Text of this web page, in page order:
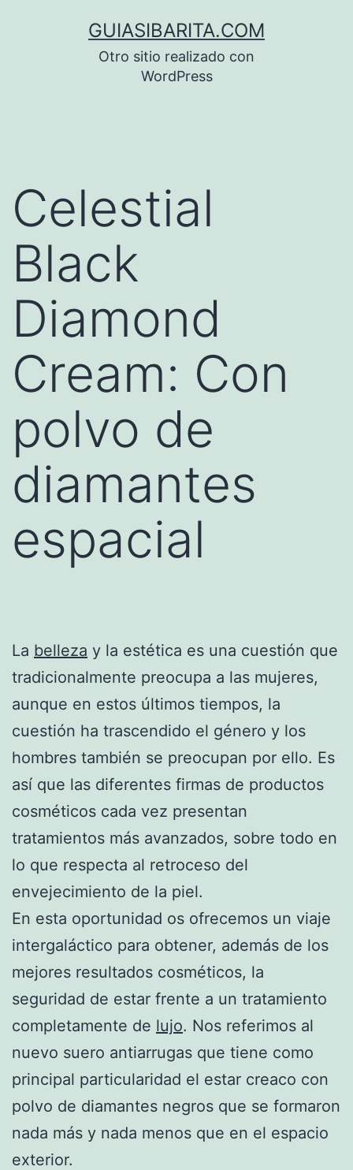
GUIASIBARITA.COM
Otro sitio realizado con
WordPress
Celestial
Black
Diamond
Cream: Con
polvo de
diamantes
espacial
La belleza y la estética es una cuestión que
tradicionalmente preocupa a las mujeres,
aunque en estos últimos tiempos, la
cuestión ha trascendido el género y los
hombres también se preocupan por ello. Es
así que las diferentes firmas de productos
cosméticos cada vez presentan
tratamientos más avanzados, sobre todo en
lo que respecta al retroceso del
envejecimiento de la piel.
En esta oportunidad os ofrecemos un viaje
intergaláctico para obtener, además de los
mejores resultados cosméticos, la
seguridad de estar frente a un tratamiento
completamente de lujo. Nos referimos al
nuevo suero antiarrugas que tiene como
principal particularidad el estar creaco con
polvo de diamantes negros que se formaron
nada más y nada menos que en el espacio
exterior.